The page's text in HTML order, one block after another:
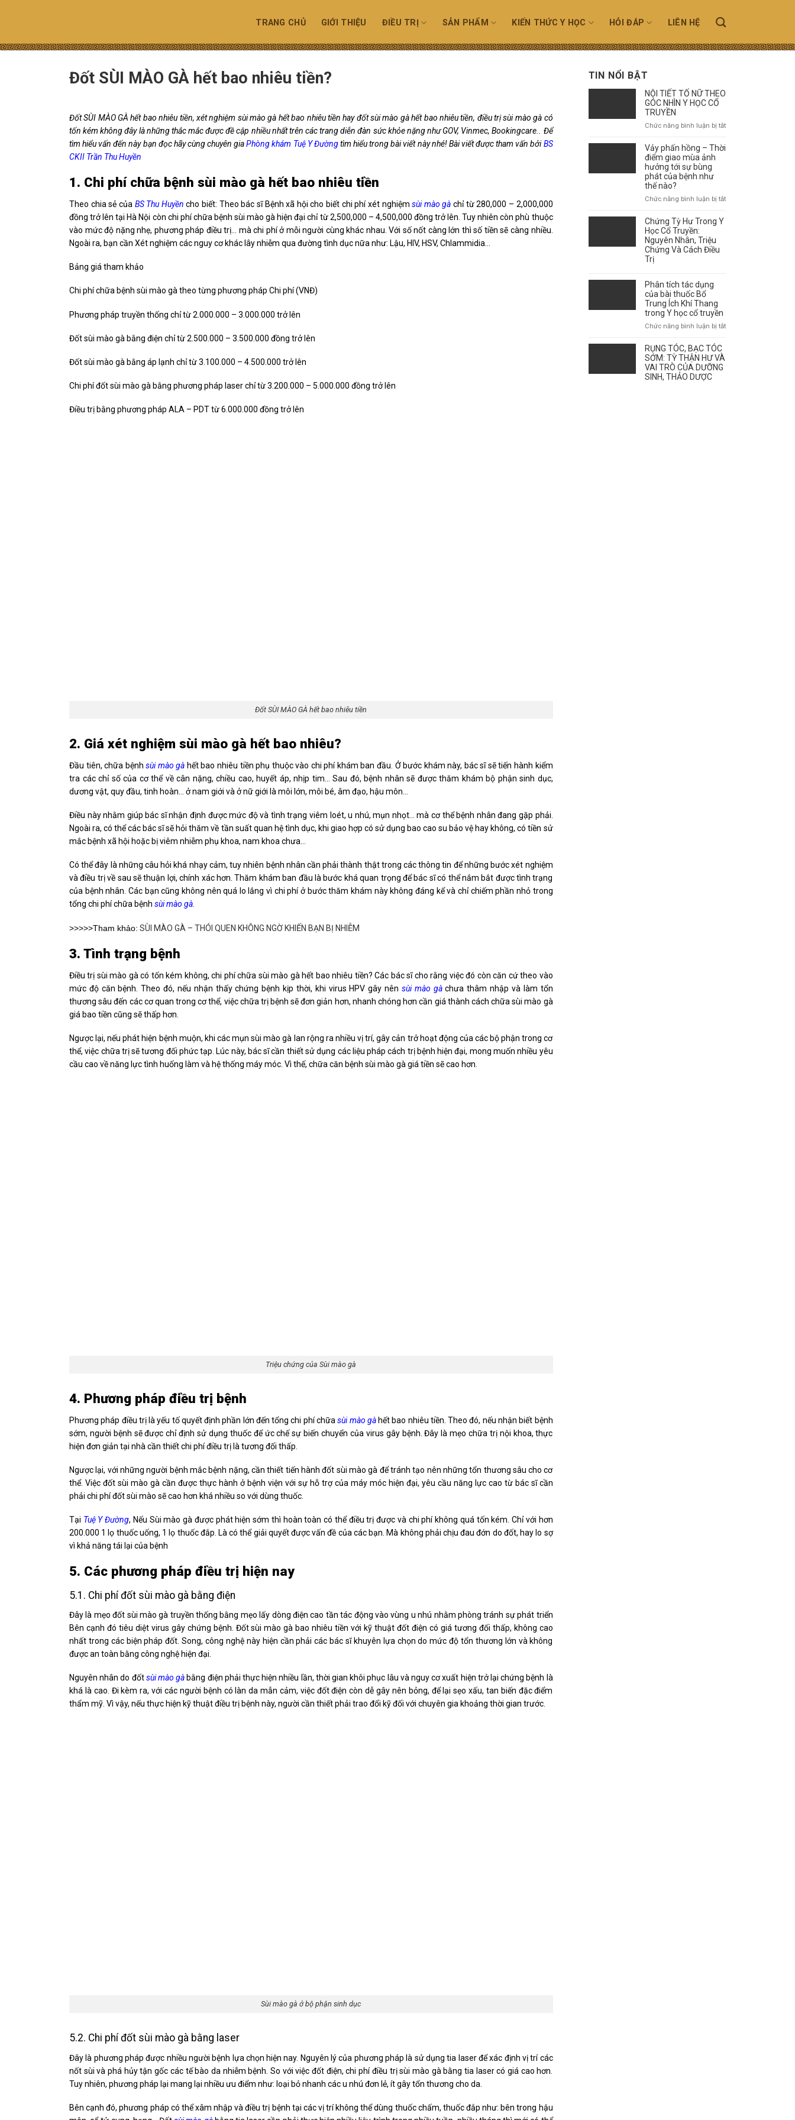
TRANG CHỦ GIỚI THIỆU ĐIỀU TRỊ SẢN PHẨM KIẾN THỨC Y HỌC HỎI ĐÁP LIÊN HỆ
Đốt SÙI MÀO GÀ hết bao nhiêu tiền?
Đốt SÙI MÀO GÀ hết bao nhiêu tiền, xét nghiệm sùi mào gà hết bao nhiêu tiền hay đốt sùi mào gà hết bao nhiêu tiền, điều trị sùi mào gà có
tốn kém không đây là những thắc mắc được đề cập nhiều nhất trên các trang diễn đàn sức khỏe nặng như GOV, Vinmec, Bookingcare.. Để
tìm hiểu vấn đến này bạn đọc hãy cùng chuyên giaPhòng khám Tuệ Y Đườngtìm hiểu trong bài viết này nhé! Bài viết được tham vấn bởiBS
CKII Trần Thu Huyền
1. Chi phí chữa bệnh sùi mào gà hết bao nhiêu tiền
Theo chia sẻ của BS Thu Huyền cho biết: Theo bác sĩ Bệnh xã hội cho biết chi phí xét nghiệmsùi mào gà chỉ từ 280,000 – 2,000,000
đồng trở lên tại Hà Nội còn chi phí chữa bệnh sùi mào gà hiện đại chỉ từ 2,500,000 – 4,500,000 đồng trở lên. Tuy nhiên còn phù thuộc
vào mức độ nặng nhẹ, phương pháp điều trị… mà chi phí ở mỗi người cùng khác nhau. Với số nốt càng lớn thì số tiền sẽ càng nhiều.
Ngoài ra, bạn cần Xét nghiệm các nguy cơ khác lây nhiễm qua đường tình dục nữa như: Lậu, HIV, HSV, Chlammidia…
Bảng giá tham khảo
Chi phí chữa bệnh sùi mào gà theo từng phương pháp Chi phí (VNĐ)
Phương pháp truyền thống chỉ từ 2.000.000 – 3.000.000 trở lên
Đốt sùi mào gà bằng điện chỉ từ 2.500.000 – 3.500.000 đồng trở lên
Đốt sùi mào gà bằng áp lạnh chỉ từ 3.100.000 – 4.500.000 trở lên
Chi phí đốt sùi mào gà bằng phương pháp laserchỉ từ 3.200.000 – 5.000.000 đồng trở lên
Điều trị bằng phương pháp ALA – PDT từ6.000.000 đồng trở lên
Đốt SÙI MÀO GÀ hết bao nhiêu tiền
2. Giá xét nghiệm sùi mào gà hết bao nhiêu?
Đầu tiên, chữa bệnhsùi mào gà hết bao nhiêu tiền phụ thuộc vào chi phí khám ban đầu. Ở bước khám này, bác sĩ sẽ tiến hành kiểm
tra các chỉ số của cơ thể về cân nặng, chiều cao, huyết áp, nhịp tim… Sau đó, bệnh nhân sẽ được thăm khám bộ phận sinh dục,
dương vật, quy đầu, tinh hoàn… ở nam giới và ở nữ giới là môi lớn, môi bé, âm đạo, hậu môn…
Điều này nhằm giúp bác sĩ nhận định được mức độ và tình trạng viêm loét, u nhú, mụn nhọt… mà cơ thể bệnh nhân đang gặp phải.
Ngoài ra, có thể các bác sĩ sẽ hỏi thăm về tần suất quan hệ tình dục, khi giao hợp có sử dụng bao cao su bảo vệ hay không, có tiền sử
mắc bệnh xã hội hoặc bị viêm nhiễm phụ khoa, nam khoa chưa…
Có thể đây là những câu hỏi khá nhạy cảm, tuy nhiên bệnh nhân cần phải thành thật trong các thông tin để những bước xét nghiệm
và điều trị về sau sẽ thuận lợi, chính xác hơn. Thăm khám ban đầu là bước khá quan trọng để bác sĩ có thể nắm bắt được tình trạng
của bệnh nhân. Các bạn cũng không nên quá lo lắng vì chi phí ở bước thăm khám này không đáng kể và chỉ chiếm phần nhỏ trong
tổng chi phí chữa bệnh sùi mào gà.
>>>>>Tham khảo: SÙI MÀO GÀ – THÓI QUEN KHÔNG NGỜ KHIẾN BẠN BỊ NHIỄM
3. Tình trạng bệnh
Điều trị sùi mào gà có tốn kém không, chi phí chữa sùi mào gà hết bao nhiêu tiền? Các bác sĩ cho rằng việc đó còn căn cứ theo vào
mức độ căn bệnh. Theo đó, nếu nhận thấy chứng bệnh kịp thời, khi virus HPV gây nên sùi mào gàchưa thâm nhập và làm tổn
thương sâu đến các cơ quan trong cơ thể, việc chữa trị bệnh sẽ đơn giản hơn, nhanh chóng hơn cần giá thành cách chữa sùi mào gà
giá bao tiền cũng sẽ thấp hơn.
Ngược lại, nếu phát hiện bệnh muộn, khi các mụn sùi mào gà lan rộng ra nhiều vị trí, gây cản trở hoạt động của các bộ phận trong cơ
thể, việc chữa trị sẽ tương đối phức tạp. Lúc này, bác sĩ cần thiết sử dụng các liệu pháp cách trị bệnh hiện đại, mong muốn nhiều yêu
cầu cao về năng lực tình huống làm và hệ thống máy móc. Vì thế, chữa căn bệnh sùi mào gà giá tiền sẽ cao hơn.
Triệu chứng của Sùi mào gà
4. Phương pháp điều trị bệnh
Phương pháp điều trị là yếu tố quyết định phần lớn đến tổng chi phí chữasùi mào gàhết bao nhiêu tiền. Theo đó, nếu nhận biết bệnh
sớm, người bệnh sẽ được chỉ định sử dụng thuốc để ức chế sự biến chuyển của virus gây bệnh. Đây là mẹo chữa trị nội khoa, thực
hiện đơn giản tại nhà cần thiết chi phí điều trị là tương đối thấp.
Ngược lại, với những người bệnh mắc bệnh nặng, cần thiết tiến hành đốt sùi mào gà để tránh tạo nên những tổn thương sâu cho cơ
thể. Việc đốt sùi mào gà cần được thực hành ở bệnh viện với sự hỗ trợ của máy móc hiện đại, yêu cầu năng lực cao từ bác sĩ cần
phải chi phí đốt sùi mào sẽ cao hơn khá nhiều so với dùng thuốc.
Tại Tuệ Y Đường, Nếu Sùi mào gà được phát hiện sớm thì hoàn toàn có thể điều trị được và chi phí không quá tốn kém. Chỉ với hơn
200.000 1 lọ thuốc uống, 1 lọ thuốc đắp. Là có thể giải quyết được vấn đề của các bạn. Mà không phải chịu đau đớn do đốt, hay lo sợ
vì khả năng tái lại của bệnh
5. Các phương pháp điều trị hiện nay
5.1. Chi phí đốt sùi mào gà bằng điện
Đây là mẹo đốt sùi mào gà truyền thống bằng mẹo lấy dòng điện cao tần tác động vào vùng u nhú nhằm phòng tránh sự phát triển
Bên cạnh đó tiêu diệt virus gây chứng bệnh. Đốt sùi mào gà bao nhiêu tiền với kỹ thuật đốt điện có giá tương đối thấp, không cao
nhất trong các biện pháp đốt. Song, công nghệ này hiện cần phải các bác sĩ khuyên lựa chọn do mức độ tổn thương lớn và không
được an toàn bằng công nghệ hiện đại.
Nguyên nhân do đốtsùi mào gà bằng điện phải thực hiện nhiều lần, thời gian khôi phục lâu và nguy cơ xuất hiện trở lại chứng bệnh là
khá là cao. Đi kèm ra, với các người bệnh có làn da mẫn cảm, việc đốt điện còn dễ gây nên bỏng, để lại sẹo xấu, tan biến đặc điểm
thẩm mỹ. Vì vậy, nếu thực hiện kỹ thuật điều trị bệnh này, người cần thiết phải trao đổi kỹ đối với chuyên gia khoảng thời gian trước.
Sùi mào gà ở bộ phận sinh dục
5.2. Chi phí đốt sùi mào gà bằng laser
Đây là phương pháp được nhiều người bệnh lựa chọn hiện nay. Nguyên lý của phương pháp là sử dụng tia laser để xác định vị trí các
nốt sùi và phá hủy tận gốc các tế bào da nhiễm bệnh. So với việc đốt điện, chi phí điều trị sùi mào gà bằng tia laser có giá cao hơn.
Tuy nhiên, phương pháp lại mang lại nhiều ưu điểm như: loại bỏ nhanh các u nhú đơn lẻ, ít gây tổn thương cho da.
Bên cạnh đó, phương pháp có thể xâm nhập và điều trị bệnh tại các vị trí không thể dùng thuốc chấm, thuốc đắp như: bên trong hậu
TIN NỔI BẬT
NỘI TIẾT TỐ NỮ THEO
GÓC NHÌN Y HỌC CỔ
TRUYỀN
Chức năng bình luận bị tắtở
TIẾT
NHÌN
Vảy phấn hồng – Thời
điểm giao mùa ảnh
hưởng tới sự bùng
phát của bệnh như
thế nào?
Chức năng bình luận bị tắtở
bùng
bệnh
Chứng Tỳ Hư Trong Y
Học Cổ Truyền:
Nguyên Nhân, Triệu
Chứng Và Cách Điều
Trị
Phân tích tác dụng
của bài thuốc Bổ
Trung Ích Khí Thang
trong Y học cổ truyền
Chức năng bình luận bị tắtở
RỤNG TÓC, BẠC TÓC
SỚM: TỲ THẬN HƯ VÀ
VAI TRÒ CỦA DƯỠNG
SINH, THẢO DƯỢC